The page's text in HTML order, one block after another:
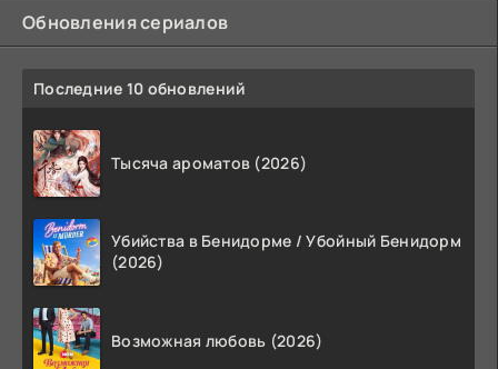
Обновления сериалов
Последние 10 обновлений
Тысяча ароматов (2026)
Убийства в Бенидорме / Убойный Бенидорм
(2026)
Возможная любовь (2026)